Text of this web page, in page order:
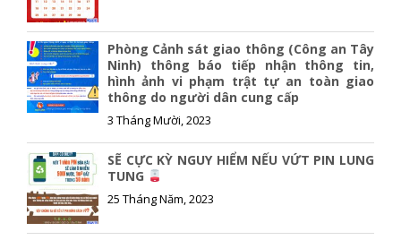
Phòng Cảnh sát giao thông (Công an Tây
Ninh) thông báo tiếp nhận thông tin,
hình ảnh vi phạm trật tự an toàn giao
thông do người dân cung cấp
3 Tháng Mười, 2023
SẼ CỰC KỲ NGUY HIỂM NẾU VỨT PIN LUNG
TUNG
25 Tháng Năm, 2023